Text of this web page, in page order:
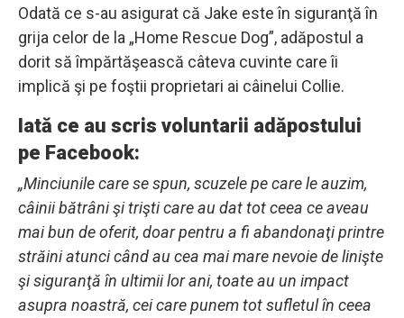
Odată ce s-au asigurat că Jake este în siguranţă în
grija celor de la „Home Rescue Dog”, adăpostul a
dorit să împărtăşească câteva cuvinte care îi
implică şi pe foştii proprietari ai câinelui Collie.
Iată ce au scris voluntarii adăpostului
pe Facebook:
„Minciunile care se spun, scuzele pe care le auzim,
câinii bătrâni şi trişti care au dat tot ceea ce aveau
mai bun de oferit, doar pentru a fi abandonaţi printre
străini atunci când au cea mai mare nevoie de linişte
şi siguranţă în ultimii lor ani, toate au un impact
asupra noastră, cei care punem tot sufletul în ceea